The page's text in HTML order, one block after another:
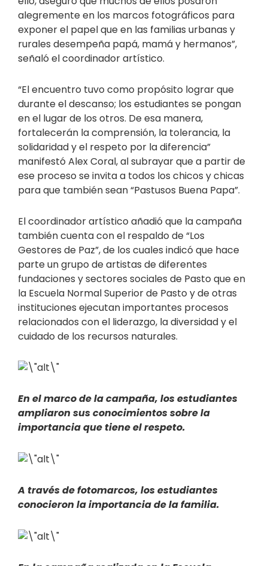
alegremente en los marcos fotográficos para
exponer el papel que en las familias urbanas y
rurales desempeña papá, mamá y hermanos”,
señaló el coordinador artístico.
“El encuentro tuvo como propósito lograr que
durante el descanso; los estudiantes se pongan
en el lugar de los otros. De esa manera,
fortalecerán la comprensión, la tolerancia, la
solidaridad y el respeto por la diferencia”
manifestó Alex Coral, al subrayar que a partir de
ese proceso se invita a todos los chicos y chicas
para que también sean “Pastusos Buena Papa”.
El coordinador artístico añadió que la campaña
también cuenta con el respaldo de “Los
Gestores de Paz”, de los cuales indicó que hace
parte un grupo de artistas de diferentes
fundaciones y sectores sociales de Pasto que en
la Escuela Normal Superior de Pasto y de otras
instituciones ejecutan importantes procesos
relacionados con el liderazgo, la diversidad y el
cuidado de los recursos naturales.
En el marco de la campaña, los estudiantes
ampliaron sus conocimientos sobre la
importancia que tiene el respeto.
A través de fotomarcos, los estudiantes
conocieron la importancia de la familia.